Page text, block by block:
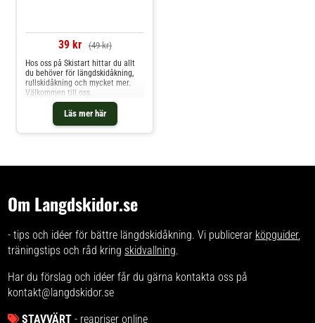
39 kr (49 kr)
Läs mer här
Hos oss på Skistart hittar du allt
du behöver för längdskidåkning,
rullskidåkning och mycket mer.
Välkommen till oss.
Om Langdskidor.se
- tips och idéer för bättre längdskidåkning. Vi publicerar köpguider,
träningstips och råd kring skidvallning.
Har du förslag och idéer får du gärna kontakta oss på
kontakt@langdskidor.se
STAVVÄRT - reapriser online